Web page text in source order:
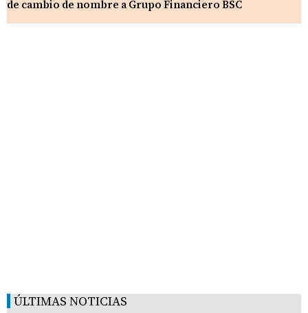
de cambio de nombre a Grupo Financiero BSC
ÚLTIMAS NOTICIAS